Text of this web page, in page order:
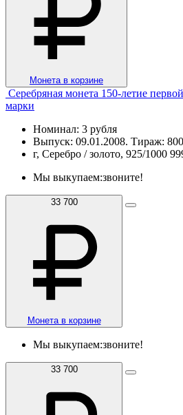
Монета в корзине
Серебряная монета 150-летие
марки
Номинал: 3 рубля
Выпуск: 09.01.2008. Тираж:
г, Серебро / золото, 925/1000
Мы выкупаем:звоните!
33 700
Монета в корзине
Мы выкупаем:звоните!
33 700